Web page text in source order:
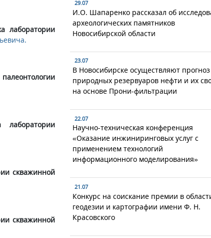
лаборатории
скважинной
скважинной
29.07
И.О. Шапаренко рассказал об
археологических памятников
Новосибирской области
23.07
В Новосибирске осуществляют прогноз
природных резервуаров нефти и их
на основе Прони-фильтрации
22.07
Научно-техническая конференция
«Оказание инжиниринговых услуг с
применением технологий
информационного моделирования»
21.07
Конкурс на соискание премии в
геодезии и картографии имени Ф. Н.
Красовского